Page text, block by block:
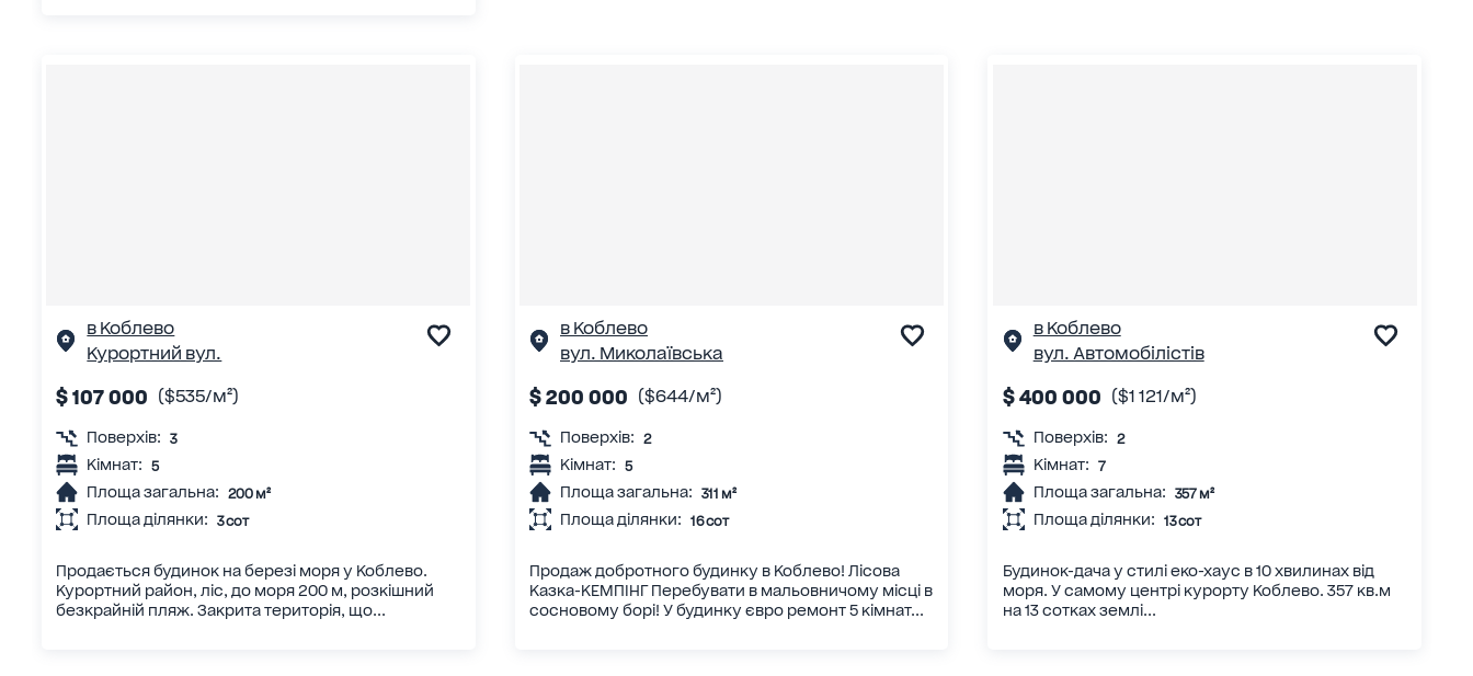
в Коблево
Курортний вул.
$ 107 000 ($535/м²)
Поверхів: 3
Кімнат: 5
Площа загальна: 200 м²
Площа ділянки: 3 сот
Продається будинок на березі моря у Коблево.
Курортний район, ліс, до моря 200 м, розкішний
безкрайній пляж. Закрита територія, що...
в Коблево
вул. Миколаївська
$ 200 000 ($644/м²)
Поверхів: 2
Кімнат: 5
Площа загальна: 311 м²
Площа ділянки: 16 сот
Продаж добротного будинку в Коблево! Лісова
Казка-КЕМПІНГ Перебувати в мальовничому місці в
сосновому борі! У будинку євро ремонт 5 кімнат...
в Коблево
вул. Автомобілістів
$ 400 000 ($1 121/м²)
Поверхів: 2
Кімнат: 7
Площа загальна: 357 м²
Площа ділянки: 13 сот
Будинок-дача у стилі еко-хаус в 10 хвилинах від
моря. У самому центрі курорту Коблево. 357 кв.м
на 13 сотках землі...